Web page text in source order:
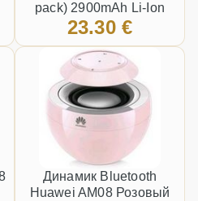
pack) 2900mAh Li-Ion
HB366481ECW
23.30 €
Динамик Bluetooth
Huawei AM08 Розовый